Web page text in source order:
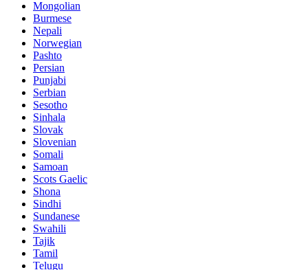
Mongolian
Burmese
Nepali
Norwegian
Pashto
Persian
Punjabi
Serbian
Sesotho
Sinhala
Slovak
Slovenian
Somali
Samoan
Scots Gaelic
Shona
Sindhi
Sundanese
Swahili
Tajik
Tamil
Telugu